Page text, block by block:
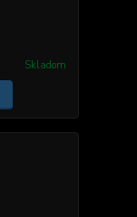
Skladom